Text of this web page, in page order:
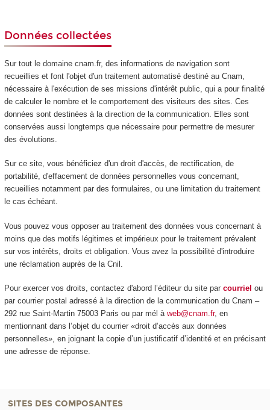
Données collectées
Sur tout le domaine cnam.fr, des informations de navigation sont
recueillies et font l'objet d'un traitement automatisé destiné au Cnam,
nécessaire à l'exécution de ses missions d'intérêt public, qui a pour finalité
de calculer le nombre et le comportement des visiteurs des sites. Ces
données sont destinées à la direction de la communication. Elles sont
conservées aussi longtemps que nécessaire pour permettre de mesurer
des évolutions.
Sur ce site, vous bénéficiez d'un droit d'accès, de rectification, de
portabilité, d'effacement de données personnelles vous concernant,
recueillies notamment par des formulaires, ou une limitation du traitement
le cas échéant.
Vous pouvez vous opposer au traitement des données vous concernant à
moins que des motifs légitimes et impérieux pour le traitement prévalent
sur vos intérêts, droits et obligation. Vous avez la possibilité d'introduire
une réclamation auprès de la Cnil.
Pour exercer vos droits, contactez d'abord l’éditeur du site par courriel ou
par courrier postal adressé à la direction de la communication du Cnam –
292 rue Saint-Martin 75003 Paris ou par mél à web@cnam.fr, en
mentionnant dans l’objet du courrier «droit d’accès aux données
personnelles», en joignant la copie d’un justificatif d’identité et en précisant
une adresse de réponse.
SITES DES COMPOSANTES